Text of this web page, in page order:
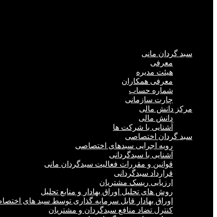
سبد گردان مانی
معرفی
هیئت مدیره
معرفی همکاران
شماره حساب
چارت سازمانی
مرکز دانش مالی
دانش مالی
آشنایی با شرکت ها
سبد گردان اختصاصی
رویه اجرایی سبد‌های اختصاصی
آشنایی با سبدگردانی
قوانین و مقررات فعالیت سبدگردان مانی
قرارداد سبدگردانی
ارزیابی ریسک مشتریان
روش های تحلیل اوراق بهادار و منابع تحلیل
اوراق بهادار قابل سرمایه گذاری توسط سبد های
کنترل تضاد منافع سبدگردان و مشتریان